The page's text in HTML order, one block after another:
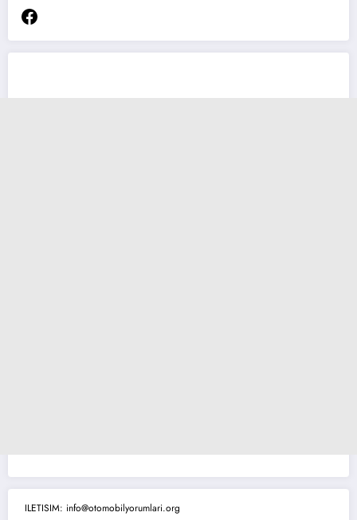
Facebook
ILETISIM: info@otomobilyorumlari.org